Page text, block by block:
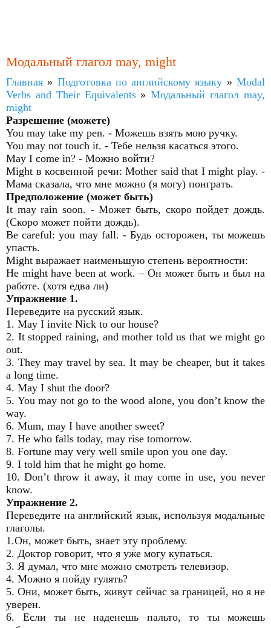
Модальный глагол may, might
Главная » Подготовка по английскому языку »Modal
Verbs and Their Equivalents»Модальный глагол may,
might
Разрешение (можете)
You may take my pen. - Можешь взять мою ручку.
You may not touch it. - Тебе нельзя касаться этого.
May I come in? - Можно войти?
Might в косвенной речи: Mother said that I might play. -
Мама сказала, что мне можно (я могу) поиграть.
Предположение (может быть)
It may rain soon. - Может быть, скоро пойдет дождь.
(Скоро может пойти дождь).
Be careful: you may fall. - Будь осторожен, ты можешь
упасть.
Might выражает наименьшую степень вероятности:
He might have been at work. – Он может быть и был на
работе. (хотя едва ли)
Упражнение 1.
Переведите на русский язык.
1. May I invite Nick to our house?
2. It stopped raining, and mother told us that we might go
out.
3. They may travel by sea. It may be cheaper, but it takes
a long time.
4. May I shut the door?
5. You may not go to the wood alone, you don’t know the
way.
6. Mum, may I have another sweet?
7. He who falls today, may rise tomorrow.
8. Fortune may very well smile upon you one day.
9. I told him that he might go home.
10. Don’t throw it away, it may come in use, you never
know.
Упражнение 2.
Переведите на английский язык, используя модальные
глаголы.
1.Он, может быть, знает эту проблему.
2. Доктор говорит, что я уже могу купаться.
3. Я думал, что мне можно смотреть телевизор.
4. Можно я пойду гулять?
5. Они, может быть, живут сейчас за границей, но я не
уверен.
6. Если ты не наденешь пальто, то ты можешь